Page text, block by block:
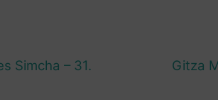
Simcha – 31.
Gitza